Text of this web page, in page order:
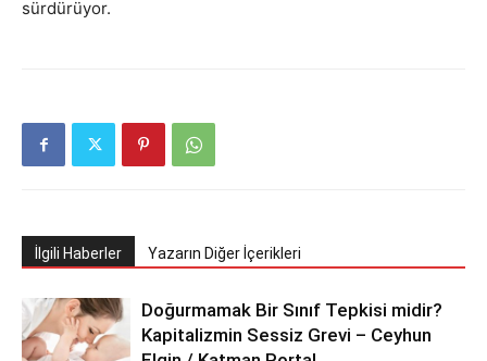
sürdürüyor.
İlgili Haberler Yazarın Diğer İçerikleri
Doğurmamak Bir Sınıf Tepkisi midir?
Kapitalizmin Sessiz Grevi – Ceyhun